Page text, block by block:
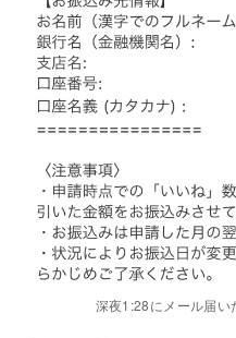
深夜1:28にメール届